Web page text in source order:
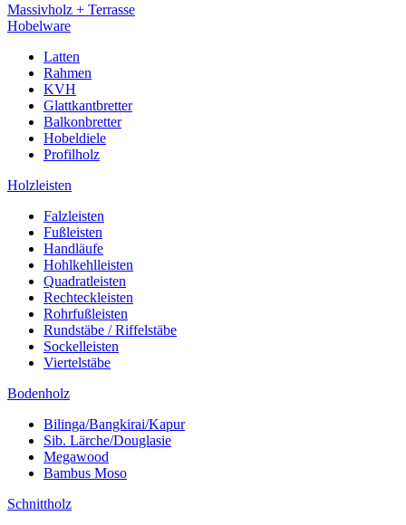
Massivholz + Terrasse
Hobelware
Latten
Rahmen
KVH
Glattkantbretter
Balkonbretter
Hobeldiele
Profilholz
Holzleisten
Falzleisten
Fußleisten
Handläufe
Hohlkehlleisten
Quadratleisten
Rechteckleisten
Rohrfußleisten
Rundstäbe / Riffelstäbe
Sockelleisten
Viertelstäbe
Bodenholz
Bilinga/Bangkirai/Kapur
Sib. Lärche/Douglasie
Megawood
Bambus Moso
Schnittholz